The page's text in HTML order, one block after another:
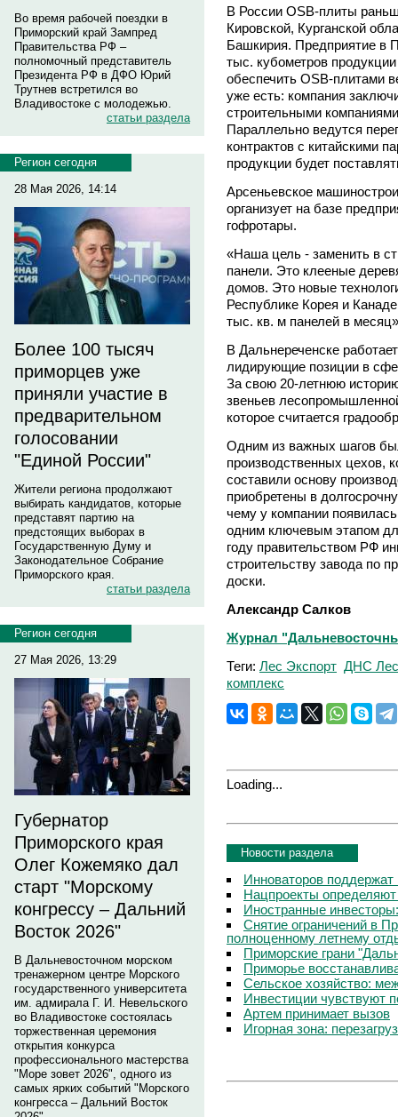
Во время рабочей поездки в
Приморский край Зампред
Правительства РФ –
полномочный представитель
Президента РФ в ДФО Юрий
Трутнев встретился во
Владивостоке с молодежью.
статьи раздела
Регион сегодня
28 Мая 2026, 14:14
Более 100 тысяч
приморцев уже
приняли участие в
предварительном
голосовании
"Единой России"
Жители региона продолжают
выбирать кандидатов, которые
представят партию на
предстоящих выборах в
Государственную Думу и
Законодательное Собрание
Приморского края.
статьи раздела
Регион сегодня
27 Мая 2026, 13:29
Губернатор
Приморского края
Олег Кожемяко дал
старт "Морскому
конгрессу – Дальний
Восток 2026"
В Дальневосточном морском
тренажерном центре Морского
государственного университета
им. адмирала Г. И. Невельского
во Владивостоке состоялась
торжественная церемония
открытия конкурса
профессионального мастерства
"Море зовет 2026", одного из
самых ярких событий "Морского
конгресса – Дальний Восток
В России OSB-плиты
Кировской, Курганской
Башкирия. Предприятие в
тыс. кубометров
обеспечить OSB-плитами
уже есть: компания
строительными
Параллельно ведутся
контрактов с китайскими
продукции будет
Арсеньевское
организует на базе
гофротары.
«Наша цель - заменить в
панели. Это клееные
домов. Это новые
Республике Корея и
тыс. кв. м панелей в
В Дальнереченске
лидирующие позиции в
За свою 20-летнюю
звеньев
которое считается
Одним из важных шагов
производственных цехов,
составили основу
приобретены в
чему у компании
одним ключевым этапом
году правительством РФ
строительству завода по
доски.
Александр Салков
Журнал
Теги: Лес Экспорт ДНС Лес
комплекс
Loading...
Новости раздела
Инноваторов поддержат
Нацпроекты определяют
Иностранные
Снятие ограничений в
полноценному летнему
Приморские грани
Приморье
Сельское хозяйство:
Инвестиции чувствуют
Артем принимает вызов
Игорная зона: